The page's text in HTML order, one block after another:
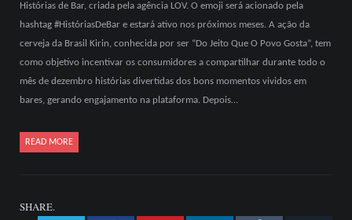
Histórias de Bar, criada pela agência LOV. O emoji será acionado pela
hashtag #HistóriasDeBar e estará ativo nos próximos meses. A ação da
cerveja da Brasil Kirin, conhecida por ser “Do Jeito Que O Povo Gosta”, tem
como objetivo incentivar os consumidores a compartilhar durante todo o
mês de dezembro histórias divertidas dos bons momentos vividos em
bares, gerando engajamento na plataforma. Depois…
READ MORE
SHARE.